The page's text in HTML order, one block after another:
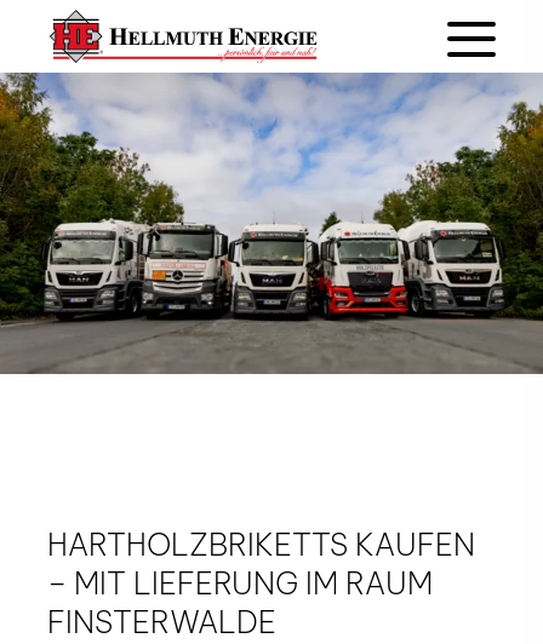
HARTHOLZBRIKETTS KAUFEN
– MIT LIEFERUNG IM RAUM
FINSTERWALDE